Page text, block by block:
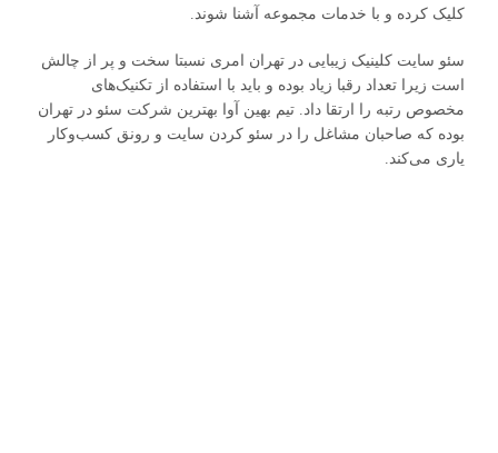
کلیک کرده و با خدمات مجموعه آشنا شوند.
سئو سایت کلینیک زیبایی در تهران امری نسبتا سخت و پر از چالش
است زیرا تعداد رقبا زیاد بوده و باید با استفاده از تکنیک‌های
مخصوص رتبه را ارتقا داد. تیم بهین آوا بهترین شرکت سئو در تهران
بوده که صاحبان مشاغل را در سئو کردن سایت و رونق کسب‌و‌کار
یاری می‌کند.